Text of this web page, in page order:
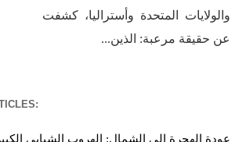
والولايات المتحدة وأستراليا، كشفت
عن حقيقة مرعبة: الذين...
عودة الهجرة إلى الشمال: الهروب الشبابي